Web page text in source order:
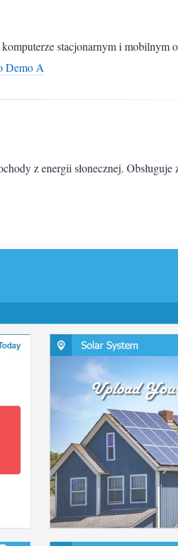
stacjonarnym i mobilnym
Demo A
z energii słonecznej.